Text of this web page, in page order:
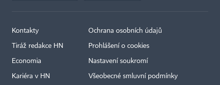
Kontakty
Tiráž redakce HN
Economia
Kariéra v HN
Ochrana osobních údajů
Prohlášení o cookies
Nastavení soukromí
Všeobecné smluvní podmínky